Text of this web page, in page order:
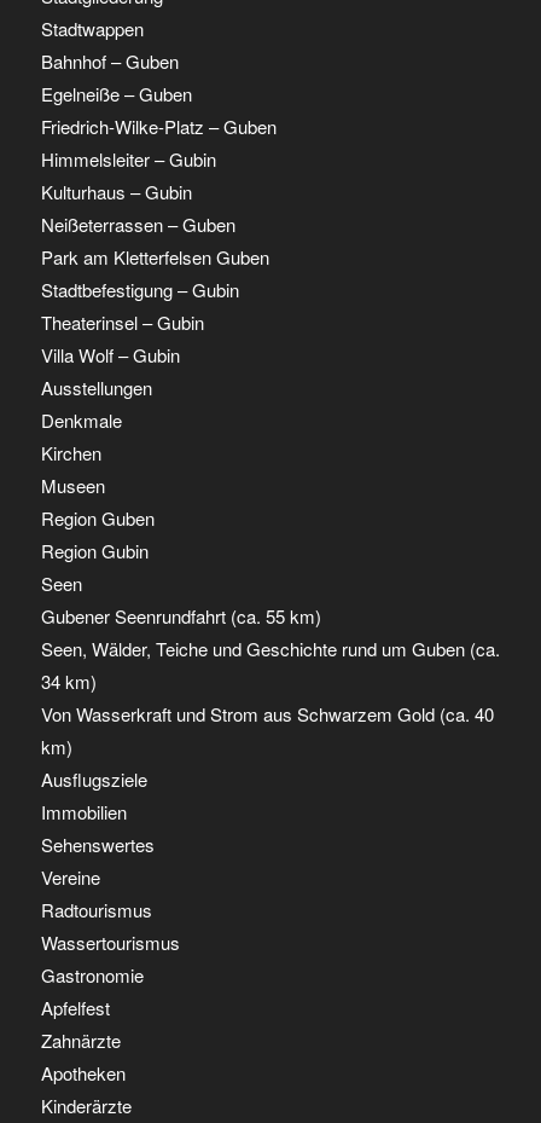
Stadtwappen
Bahnhof – Guben
Egelneiße – Guben
Friedrich-Wilke-Platz – Guben
Himmelsleiter – Gubin
Kulturhaus – Gubin
Neißeterrassen – Guben
Park am Kletterfelsen Guben
Stadtbefestigung – Gubin
Theaterinsel – Gubin
Villa Wolf – Gubin
Ausstellungen
Denkmale
Kirchen
Museen
Region Guben
Region Gubin
Seen
Gubener Seenrundfahrt (ca. 55 km)
Seen, Wälder, Teiche und Geschichte rund um Guben (ca.
34 km)
Von Wasserkraft und Strom aus Schwarzem Gold (ca. 40
km)
Ausflugsziele
Immobilien
Sehenswertes
Vereine
Radtourismus
Wassertourismus
Gastronomie
Apfelfest
Zahnärzte
Apotheken
Kinderärzte